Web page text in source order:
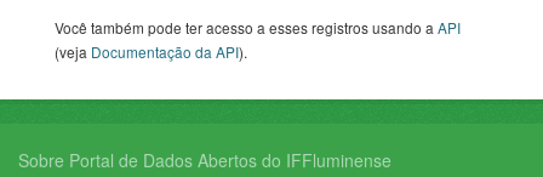
Você também pode ter acesso a esses registros usando aAPI
(veja Documentação da API).
Sobre Portal de Dados Abertos do IFFluminense